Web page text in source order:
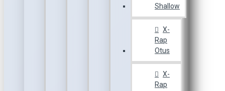
Shallow
X-
Rap
Otus
X-
Rap